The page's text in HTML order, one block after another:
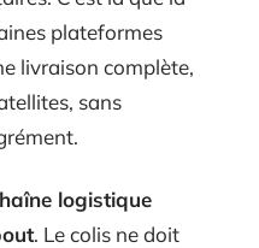
plateformes
livraison complète,
sans
logistique
. Le colis ne doit